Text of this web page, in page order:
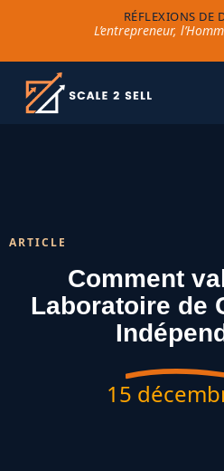
RÉFLEXIONS DE
L’entrepreneur,
ARTICLE
Comment
Laboratoire de
15